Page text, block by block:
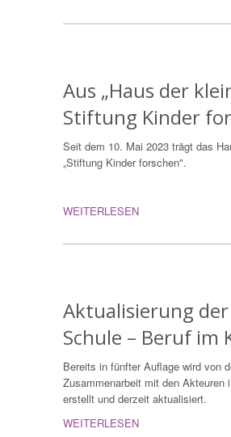
Aus „Haus der
Stiftung Kinder
Seit dem 10. Mai 2023 trägt das
„Stiftung Kinder forschen".
WEITERLESEN
Aktualisierung
Schule – Beruf im
Bereits in fünfter Auflage wird von
Zusammenarbeit mit den Akteuren
erstellt und derzeit aktualisiert.
WEITERLESEN